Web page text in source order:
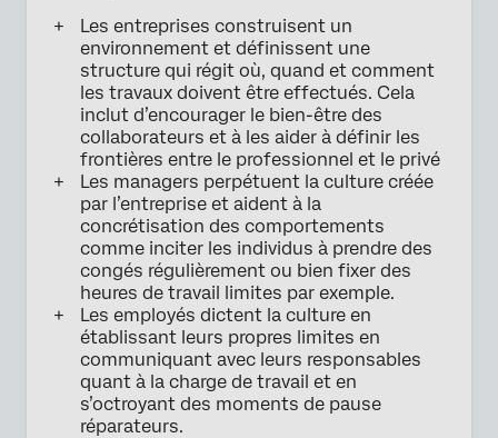
Les entreprises construisent un
environnement et définissent une
structure qui régit où, quand et comment
les travaux doivent être effectués. Cela
inclut d’encourager le bien-être des
collaborateurs et à les aider à définir les
frontières entre le professionnel et le privé
Les managers perpétuent la culture créée
par l’entreprise et aident à la
concrétisation des comportements
comme inciter les individus à prendre des
congés régulièrement ou bien fixer des
heures de travail limites par exemple.
Les employés dictent la culture en
établissant leurs propres limites en
communiquant avec leurs responsables
quant à la charge de travail et en
s’octroyant des moments de pause
réparateurs.